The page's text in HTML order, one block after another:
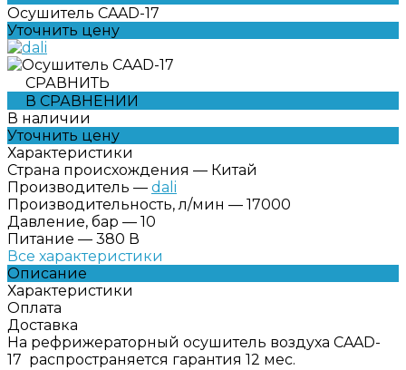
Осушитель CAAD-17
Уточнить цену
СРАВНИТЬ
В СРАВНЕНИИ
В наличии
Уточнить цену
Характеристики
Страна происхождения — Китай
Производитель — dali
Производительность, л/мин — 17000
Давление, бар — 10
Питание — 380 В
Все характеристики
Описание
Характеристики
Оплата
Доставка
На рефрижераторный осушитель воздуха CAAD-
17 распространяется гарантия 12 мес.